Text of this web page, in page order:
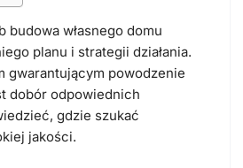
budowa własnego domu
planu i strategii działania.
gwarantującym powodzenie
dobór odpowiednich
gdzie szukać
jakości.